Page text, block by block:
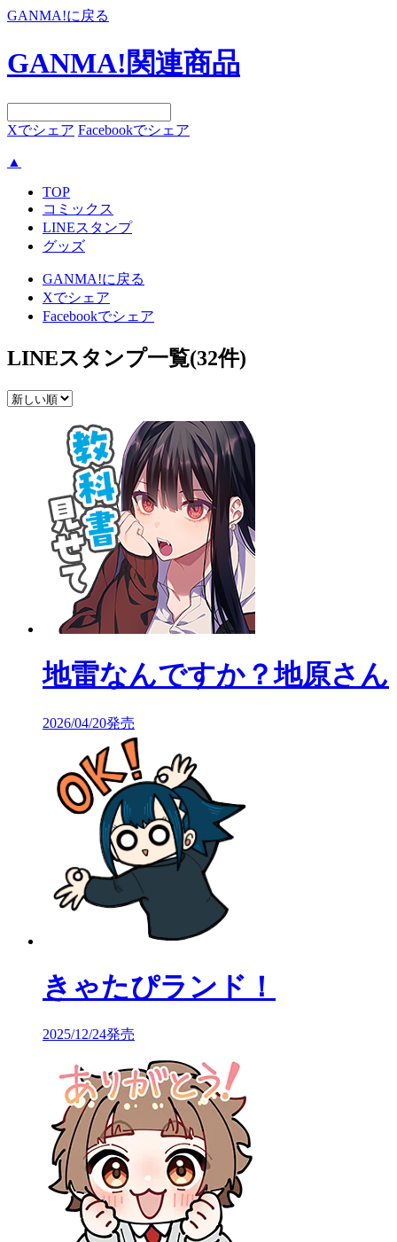
GANMA!に戻る
GANMA!関連商品
Xでシェア Facebookでシェア
▲
TOP
コミックス
LINEスタンプ
グッズ
GANMA!に戻る
Xでシェア
Facebookでシェア
LINEスタンプ一覧(32件)
地雷なんですか？地原さん
2026/04/20発売
きゃたぴランド！
2025/12/24発売